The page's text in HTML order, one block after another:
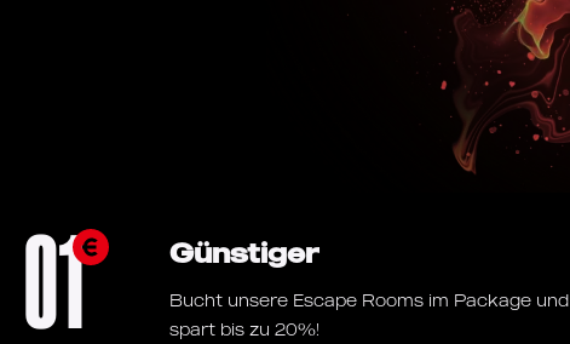
01 Günstiger
Bucht unsere Escape Rooms im Package und
spart bis zu 20%!